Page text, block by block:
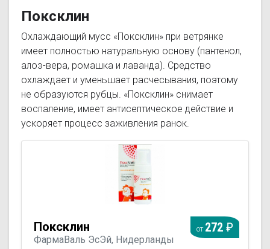
стоматит, афты, пародонтит, альвеолит).
Поксклин
Охлаждающий мусс «Поксклин» при ветрянке
имеет полностью натуральную основу (пантенол,
алоэ-вера, ромашка и лаванда). Средство
охлаждает и уменьшает расчесывания, поэтому
не образуются рубцы. «Поксклин» снимает
воспаление, имеет антисептическое действие и
ускоряет процесс заживления ранок.
Поксклин
ФармаВаль ЭсЭй, Нидерланды
от 272